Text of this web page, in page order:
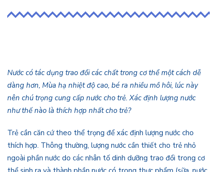
Nước có tác dụng trao đổi các chất trong cơ thể một cách dễ
dàng hơn, Mùa hạ nhiệt độ cao, bé ra nhiều mồ hôi, lúc này
nên chú trọng cung cấp nước cho trẻ. Xác định lượng nước
như thế nào là thích hợp nhất cho trẻ?
Trẻ cần căn cứ theo thể trọng để xác định lượng nước cho
thích hợp. Thông thường, lượng nước cần thiết cho trẻ nhỏ
ngoài phần nước do các nhân tố dinh dưỡng trao đổi trong cơ